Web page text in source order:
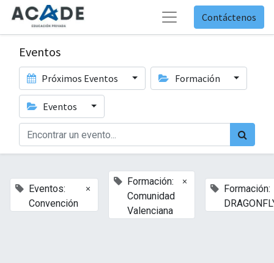
Contáctenos
Eventos
Próximos Eventos Formación
Eventos
Eventos:
Convención
×
Formación:
Comunidad
Valenciana
×
Formación: